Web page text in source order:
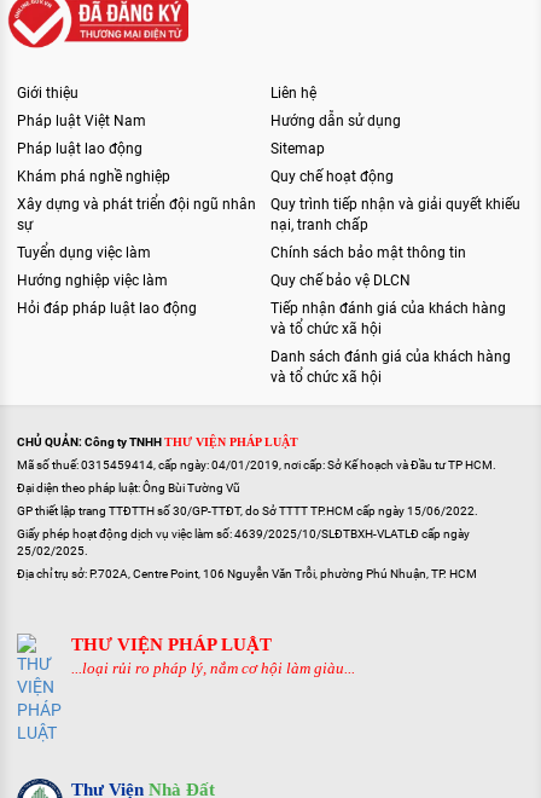
Giới thiệu
Pháp luật Việt Nam
Pháp luật lao động
Khám phá nghề nghiệp
Xây dựng và phát triển đội ngũ nhân
sự
Tuyển dụng việc làm
Hướng nghiệp việc làm
Hỏi đáp pháp luật lao động
Liên hệ
Hướng dẫn sử dụng
Sitemap
Quy chế hoạt động
Quy trình tiếp nhận và giải quyết khiếu
nại, tranh chấp
Chính sách bảo mật thông tin
Quy chế bảo vệ DLCN
Tiếp nhận đánh giá của khách hàng
và tổ chức xã hội
Danh sách đánh giá của khách hàng
và tổ chức xã hội
CHỦ QUẢN: Công ty TNHHTHƯ VIỆN PHÁP LUẬT
Mã số thuế: 0315459414, cấp ngày: 04/01/2019, nơi cấp: Sở Kế hoạch và Đầu tư TP HCM.
Đại diện theo pháp luật: Ông Bùi Tường Vũ
GP thiết lập trang TTĐTTH số 30/GP-TTĐT, do Sở TTTT TP.HCM cấp ngày 15/06/2022.
Giấy phép hoạt động dịch vụ việc làm số: 4639/2025/10/SLĐTBXH-VLATLĐ cấp ngày
25/02/2025.
Địa chỉ trụ sở: P.702A, Centre Point, 106 Nguyễn Văn Trỗi, phường Phú Nhuận, TP. HCM
THƯ VIỆN PHÁP LUẬT
...loại rủi ro pháp lý, nắm cơ hội làm giàu...
Thư Viện Nhà Đất